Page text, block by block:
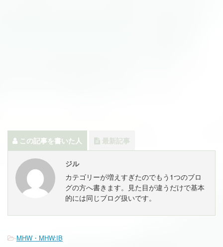
この記事を書いた人 最新記事
ジル
カテゴリーが増えすぎたのでもう1つのブロ
グの方へ書きます。見た目が違うだけで基本
的には同じブログ扱いです。
-MHW・MHW:IB